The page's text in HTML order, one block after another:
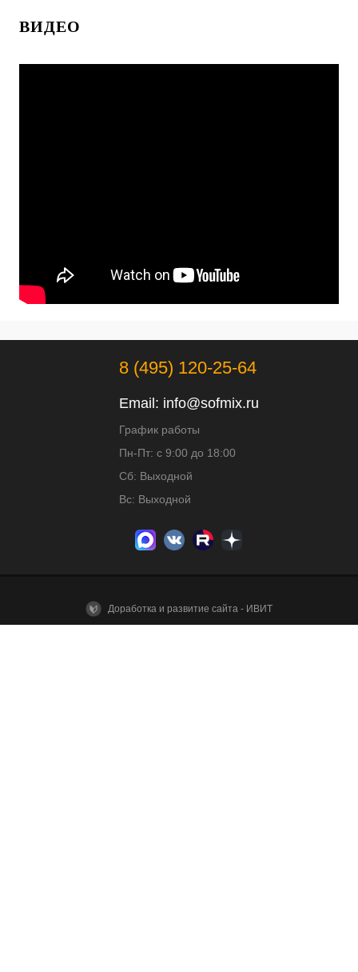
ВИДЕО
8 (495) 120-25-64
Email: info@sofmix.ru
График работы
Пн-Пт: с 9:00 до 18:00
Сб: Выходной
Вс: Выходной
Доработка и развитие сайта - ИВИТ